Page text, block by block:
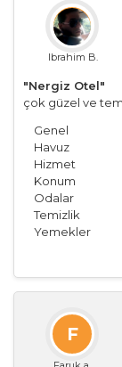
Ibrahim B.
"Nergiz Otel"
çok güzel ve
Genel
Havuz
Hizmet
Konum
Odalar
Temizlik
Yemekler
F